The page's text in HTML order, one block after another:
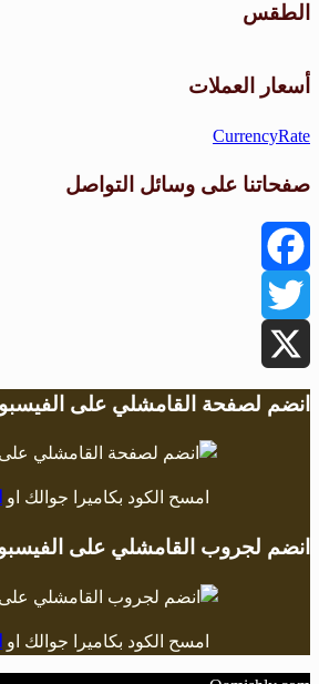
الطقس
أسعار العملات
CurrencyRate
صفحاتنا على وسائل التواصل
Facebook
Twitter
X
انضم لصفحة القامشلي على
امسح الكود بكاميرا جوالك او
انضم لجروب القامشلي على
امسح الكود بكاميرا جوالك او